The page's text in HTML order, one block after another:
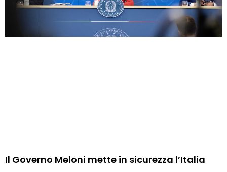
Il Governo Meloni mette in sicurezza l’Italia